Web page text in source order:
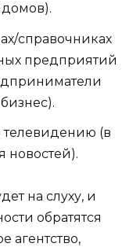
справочниках
предприятий
(в
новостей).
на слуху, и
обратятся
агентство,